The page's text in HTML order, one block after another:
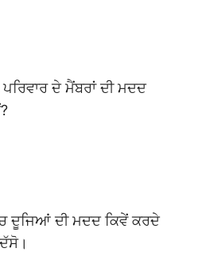
ਦੇ ਮੈਂਬਰਾਂ ਦੀ ਮਦਦ
ਦੂਜਿਆਂ ਦੀ ਮਦਦ ਕਿਵੇਂ ਕਰਦੇ